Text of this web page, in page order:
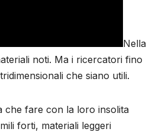
Nella
noti. Ma i ricercatori fino
che siano utili.
che fare con la loro insolita
forti, materiali leggeri